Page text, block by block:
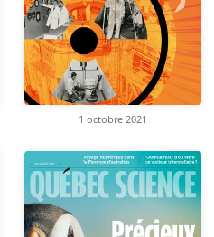
1 octobre 2021